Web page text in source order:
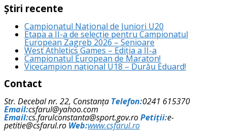
Știri recente
Campionatul Național de Juniori U20
Etapa a II-a de selecție pentru Campionatul
European Zagreb 2026 – Senioare
West Athletics Games – Ediția a II-a
Campionatul European de Maraton!
Vicecampion național U18 – Durău Eduard!
Contact
Str. Decebal nr. 22, Constanța Telefon:0241 615370
Email:csfarul@yahoo.com
Email:cs.farulconstanta@sport.gov.roPetiții:e-
petitie@csfarul.ro Web:www.csfarul.ro